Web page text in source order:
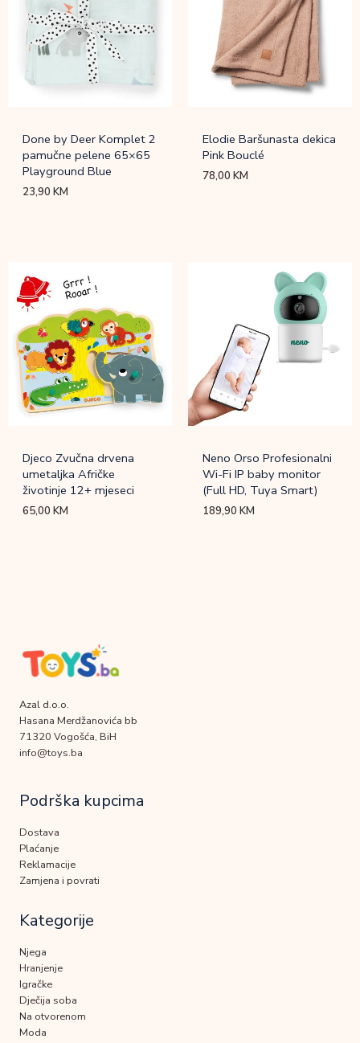
Done by Deer Komplet 2
pamučne pelene 65×65
Playground Blue
23,90KM
Elodie Baršunasta dekica
Pink Bouclé
78,00KM
Djeco Zvučna drvena
umetaljka Afričke
životinje 12+ mjeseci
65,00KM
Neno Orso Profesionalni
Wi-Fi IP baby monitor
(Full HD, Tuya Smart)
189,90KM
Azal d.o.o.
Hasana Merdžanovića bb
71320 Vogošća, BiH
info@toys.ba
Podrška kupcima
Dostava
Plaćanje
Reklamacije
Zamjena i povrati
Kategorije
Njega
Hranjenje
Igračke
Dječija soba
Na otvorenom
Moda